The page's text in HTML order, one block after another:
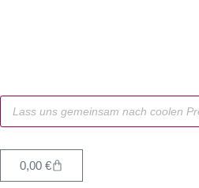
0,00 €